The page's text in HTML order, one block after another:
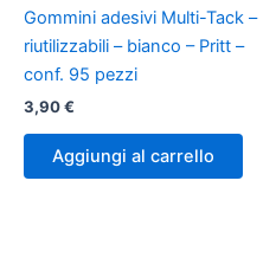
Gommini adesivi Multi-Tack –
riutilizzabili – bianco – Pritt –
conf. 95 pezzi
3,90€
Aggiungi al carrello